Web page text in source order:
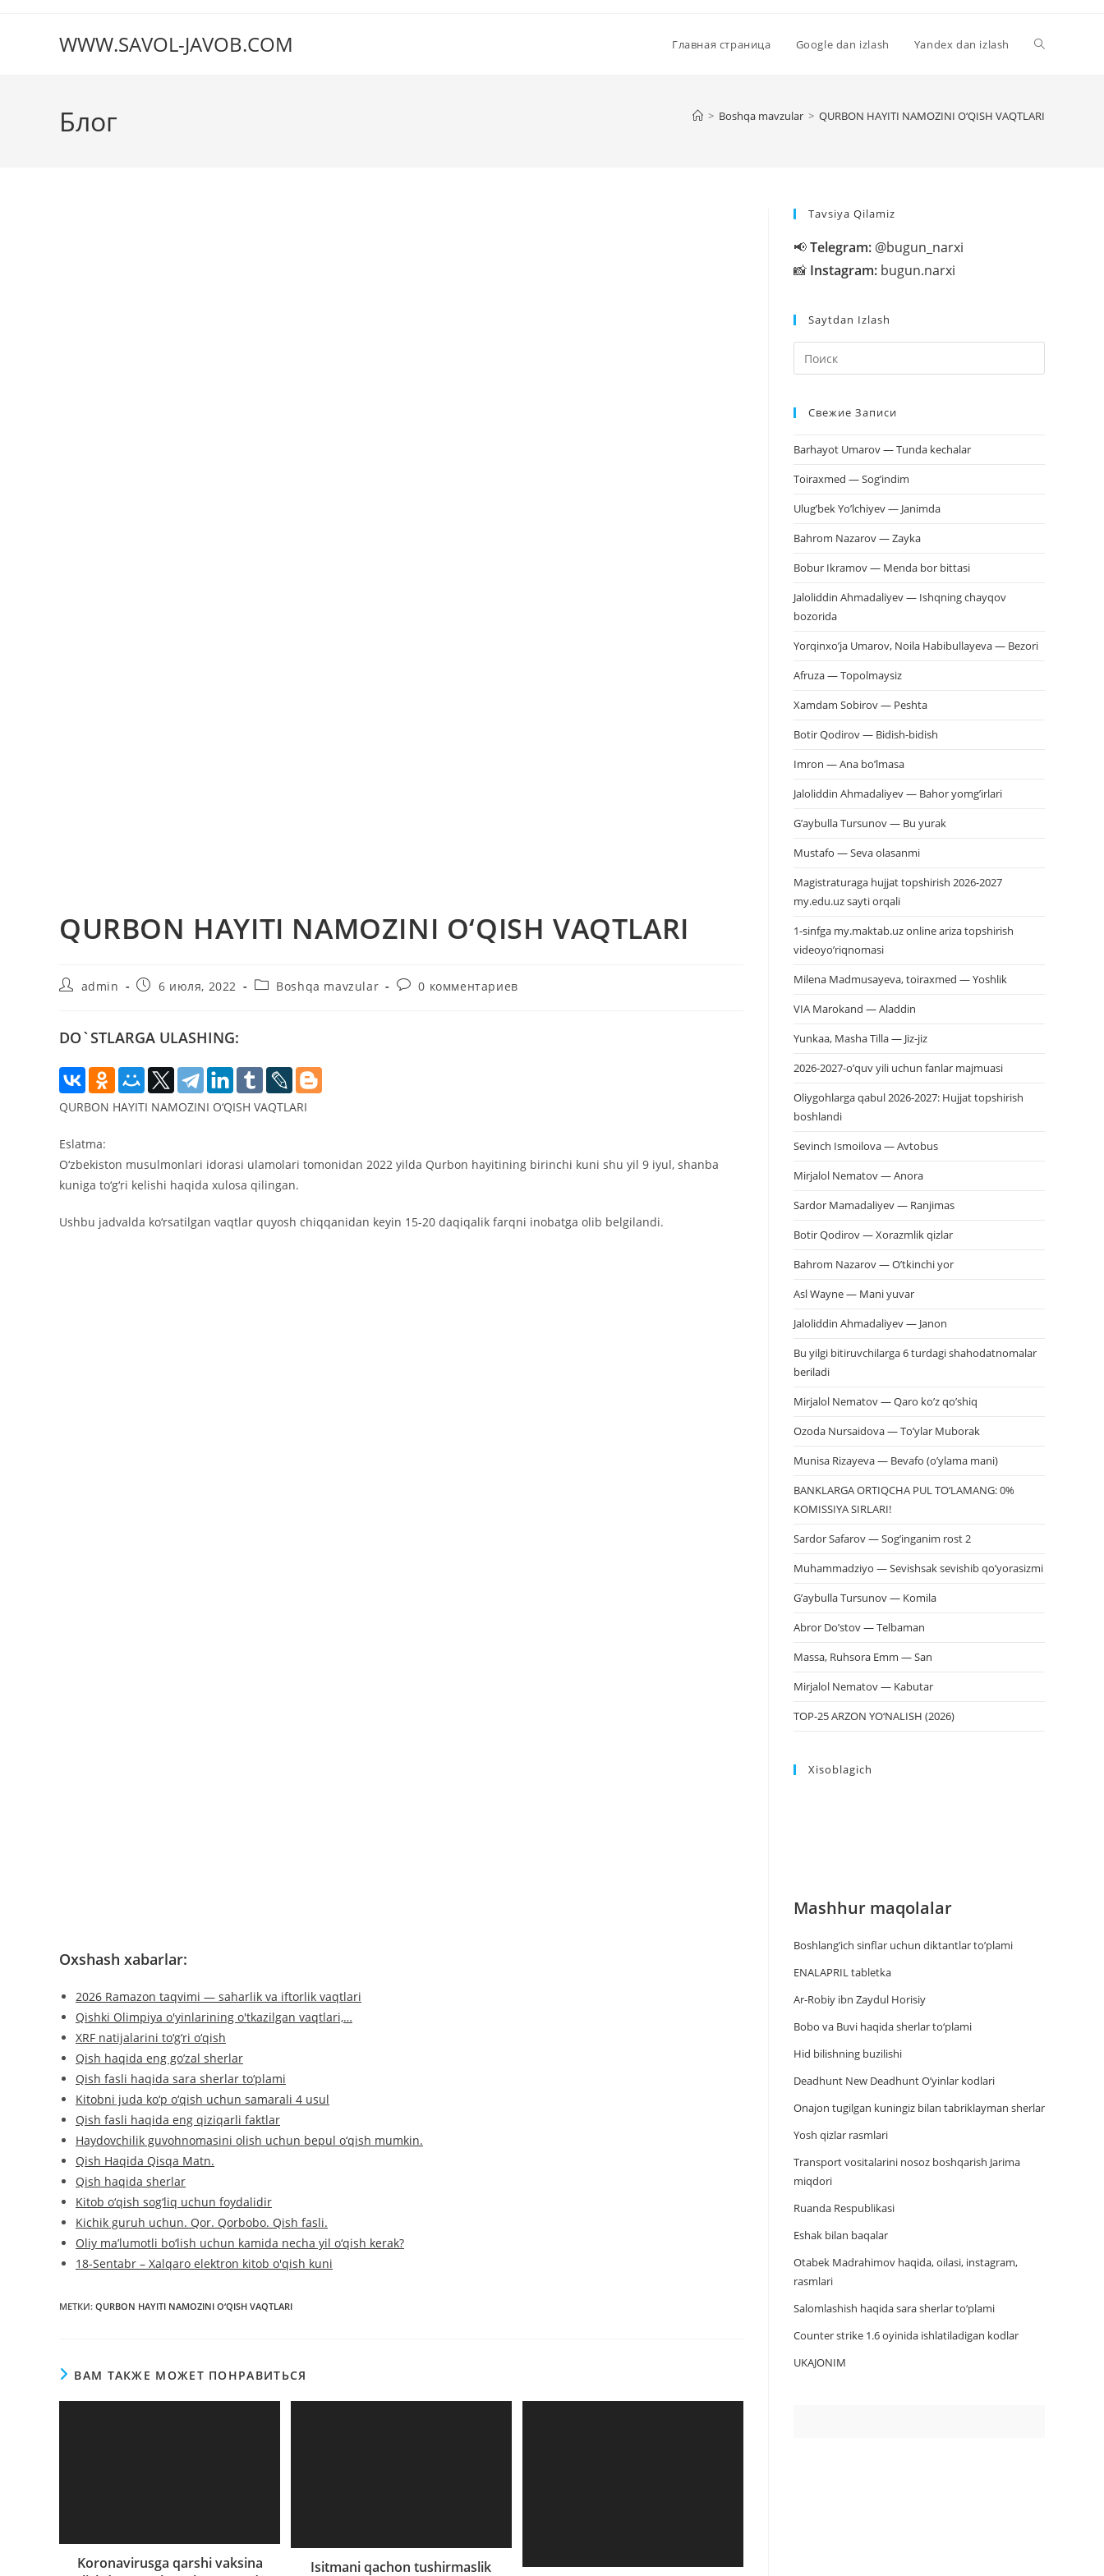
содержимомуWWW.SAVOL-JAVOB.COM Главная страница Google dan izlash Yandex dan izlash
Блог > Boshqa mavzular > QURBON HAYITI NAMOZINI O‘QISH VAQTLARI
QURBON HAYITI NAMOZINI O‘QISH VAQTLARI
Авторadmin
Запись6 июля, 2022
Рубрика
Boshqa mavzular
Комментарии
0 комментариев
DO`STLARGA ULASHING:
QURBON HAYITI NAMOZINI O‘QISH VAQTLARI
Eslatma:
O‘zbekiston musulmon­lari idorasi ulamo­lari to­moni­­­dan 2022 yilda Qurbon hayiti­­ning birinchi kuni shu yil 9 iyul, shanba
kuniga to‘g‘ri kelishi haqida xulosa qilingan.
Ushbu jadval­da ko‘rsa­­­­til­gan vaqt­lar quyosh chiqqani­­­dan keyin 15-20 daqiqa­lik farq­­ni inobatga olib belgilan­di.
Oxshash xabarlar:
2026 Ramazon taqvimi — saharlik va iftorlik vaqtlari
Qishki Olimpiya o'yinlarining o'tkazilgan vaqtlari,…
XRF natijalarini to‘g‘ri o‘qish
Qish haqida eng go’zal sherlar
Qish fasli haqida sara sherlar to‘plami
Kitobni juda ko‘p o‘qish uchun samarali 4 usul
Qish fasli haqida eng qiziqarli faktlar
Haydovchilik guvohnomasini olish uchun bepul o‘qish mumkin.
Qish Haqida Qisqa Matn.
Qish haqida sherlar
Kitob o‘qish sog‘liq uchun foydalidir
Kichik guruh uchun. Qor. Qorbobo. Qish fasli.
Oliy ma’lumotli bo‘lish uchun kamida necha yil o‘qish kerak?
18-Sentabr – Xalqaro elektron kitob o'qish kuni
МЕТКИ: QURBON HAYITI NAMOZINI O‘QISH VAQTLARI
ВАМ ТАКЖЕ МОЖЕТ ПОНРАВИТЬСЯ
Koronavirusga qarshi vaksina
Isitmani qachon tushirmaslik
Tavsiya Qilamiz
📢Telegram: @bugun_narxi
📸 Instagram: bugun.narxi
Saytdan Izlash
клавишу
Свежие Записи
Barhayot Umarov — Tunda kechalar
Toiraxmed — Sog’indim
Ulug’bek Yo’lchiyev — Janimda
Bahrom Nazarov — Zayka
Bobur Ikramov — Menda bor bittasi
Jaloliddin Ahmadaliyev — Ishqning chayqov
bozorida
Yorqinxo’ja Umarov, Noila Habibullayeva — Bezori
Afruza — Topolmaysiz
Xamdam Sobirov — Peshta
Botir Qodirov — Bidish-bidish
Imron — Ana bo’lmasa
Jaloliddin Ahmadaliyev — Bahor yomg’irlari
G’aybulla Tursunov — Bu yurak
Mustafo — Seva olasanmi
Magistraturaga hujjat topshirish 2026-2027
my.edu.uz sayti orqali
1-sinfga my.maktab.uz online ariza topshirish
videoyo’riqnomasi
Milena Madmusayeva, toiraxmed — Yoshlik
VIA Marokand — Aladdin
Yunkaa, Masha Tilla — Jiz-jiz
2026-2027-o’quv yili uchun fanlar majmuasi
Oliygohlarga qabul 2026-2027: Hujjat topshirish
boshlandi
Sevinch Ismoilova — Avtobus
Mirjalol Nematov — Anora
Sardor Mamadaliyev — Ranjimas
Botir Qodirov — Xorazmlik qizlar
Bahrom Nazarov — O’tkinchi yor
Asl Wayne — Mani yuvar
Jaloliddin Ahmadaliyev — Janon
Bu yilgi bitiruvchilarga 6 turdagi shahodatnomalar
beriladi
Mirjalol Nematov — Qaro ko’z qo’shiq
Ozoda Nursaidova — To’ylar Muborak
Munisa Rizayeva — Bevafo (o’ylama mani)
BANKLARGA ORTIQCHA PUL TO‘LAMANG: 0%
KOMISSIYA SIRLARI!
Sardor Safarov — Sog’inganim rost 2
Muhammadziyo — Sevishsak sevishib qo’yorasizmi
G’aybulla Tursunov — Komila
Abror Do’stov — Telbaman
Massa, Ruhsora Emm — San
Mirjalol Nematov — Kabutar
TOP-25 ARZON YO‘NALISH (2026)
Xisoblagich
Mashhur maqolalar
Boshlang’ich sinflar uchun diktantlar to’plami
ENALAPRIL tabletka
Ar-Robiy ibn Zaydul Horisiy
Bobo va Buvi haqida sherlar to‘plami
Hid bilishning buzilishi
Deadhunt New Deadhunt O’yinlar kodlari
Onajon tugilgan kuningiz bilan tabriklayman sherlar
Yosh qizlar rasmlari
Trаnsport vositаlаrini nosoz boshqаrish Jаrimа
miqdori
Ruanda Respublikasi
Eshak bilan baqalar
Otabek Madrahimov haqida, oilasi, instagram,
rasmlari
Salomlashish haqida sara sherlar to‘plami
Counter strike 1.6 oyinida ishlatiladigan kodlar
UKAJONIM